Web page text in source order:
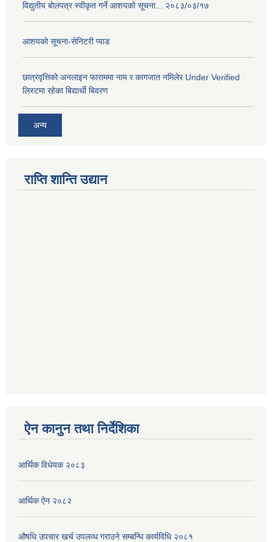
विद्युतीय बोलपत्र स्वीकृत गर्ने आशयको सूचना... २०८३/०३/१७
आशयको सूचना-सेनिटरी प्याड
छात्रवृत्तिको अनलाइन फाराममा नाम र कागजात नमिलेर Under Verified
लिस्टमा रहेका बिद्यार्थी बिवरण
अन्य
राप्ति शान्ति उद्यान
ऐन कानुन तथा निर्देशिका
आर्थिक विधेयक २०८३
आर्थिक ऐन २०८२
औषधि उपचार खर्च उपलव्ध गराउने सम्बन्धि कार्यविधि २०८१